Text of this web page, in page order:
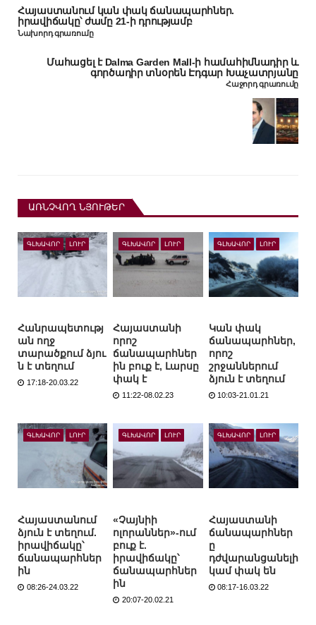
Հայաստանում կան փակ ճանապարհներ.
իրավիճակը՝ ժամը 21-ի դրությամբ
Նախորդ գրառումը
Մահացել է Dalma Garden Mall-ի համահիմնադիր և
գործադիր տնօրեն Էդգար Խաչատրյանը
Հաջորդ գրառումը
ԱՌՆՉՎՈՂ ՆՅՈՒԹԵՐ
ԳԼԽԱՎՈՐ ԼՈՒՐ
Հանրապետությ
ան ողջ
տարածքում ձյու
ն է տեղում
17:18-20.03.22
ԳԼԽԱՎՈՐ ԼՈՒՐ
Հայաստանի
որոշ
ճանապարհներ
ին բուք է, Լարսը
փակ է
11:22-08.02.23
ԳԼԽԱՎՈՐ ԼՈՒՐ
Կան փակ
ճանապարհներ,
որոշ
շրջաններում
ձյուն է տեղում
10:03-21.01.21
ԳԼԽԱՎՈՐ ԼՈՒՐ
Հայաստանում
ձյուն է տեղում.
իրավիճակը՝
ճանապարհներ
ին
08:26-24.03.22
ԳԼԽԱՎՈՐ ԼՈՒՐ
«Չայնիի
ոլորաններ»-ում
բուք է.
իրավիճակը՝
ճանապարհներ
ին
20:07-20.02.21
ԳԼԽԱՎՈՐ ԼՈՒՐ
Հայաստանի
ճանապարհներ
ը
դժվարանցանելի
կամ փակ են
08:17-16.03.22